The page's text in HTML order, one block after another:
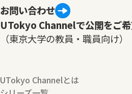
お問い合わせ
UTokyo Channelで公開をご
（東京大学の教員・職員向け）
UTokyo Channelとは